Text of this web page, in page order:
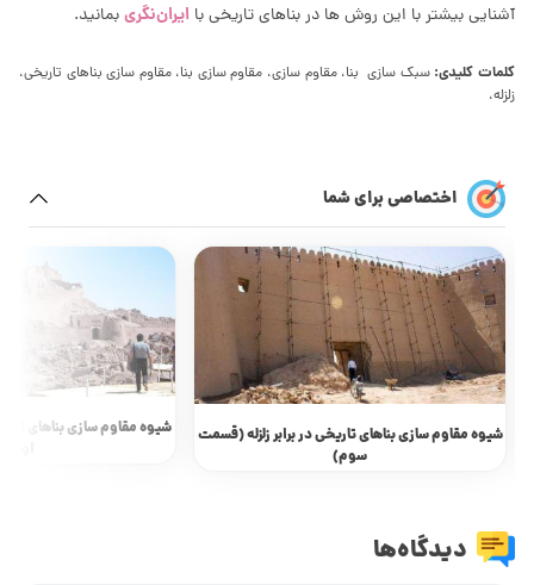
آشنایی بیشتر با این روش ها در بناهای تاریخی با ایران‌نگریبمانید.
کلمات کلیدی:سبک سازی بنا، مقاوم سازی، مقاوم سازی بنا، مقاوم سازی بناهای تاریخی،
زلزله،
اختصاصی برای شما
شیوه مقاوم سازی بناهای تاریخی در برابر زلزله (قسمت
سوم)
شیوه مقاوم سازی بناهای
دیدگاه‌ها